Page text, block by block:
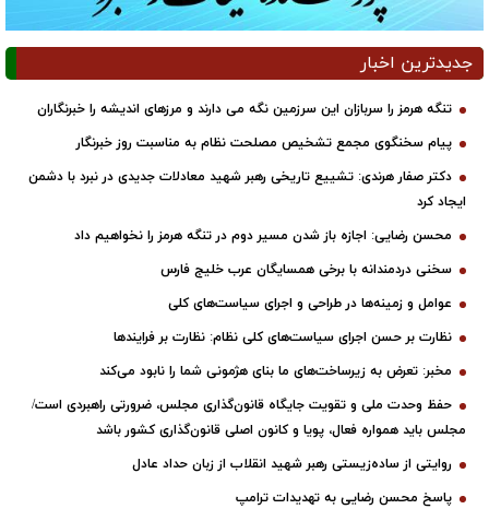
جدیدترین اخبار
تنگه هرمز را سربازان این سرزمین نگه می دارند و مرزهای اندیشه را خبرنگاران
پیام سخنگوی مجمع تشخیص مصلحت نظام به مناسبت روز خبرنگار
دکتر صفار هرندی: تشییع تاریخی رهبر شهید معادلات جدیدی در نبرد با دشمن
ایجاد کرد
محسن رضایی: اجازه باز شدن مسیر دوم در تنگه هرمز را نخواهیم داد
سخنی دردمندانه با برخی همسایگان عرب خلیج فارس
عوامل و زمینه‌ها در طراحی و اجرای سیاست‌های کلی
نظارت بر حسن اجرای سیاست‌های کلی نظام: نظارت بر فرایندها
مخبر: تعرض به زیرساخت‌های ما بنای هژمونی شما را نابود می‌کند
حفظ وحدت ملی و تقویت جایگاه قانون‌گذاری مجلس، ضرورتی راهبردی است/
مجلس باید همواره فعال، پویا و کانون اصلی قانون‌گذاری کشور باشد
روایتی از ساده‌زیستی رهبر شهید انقلاب از زبان حداد عادل
پاسخ محسن رضایی به تهدیدات ترامپ